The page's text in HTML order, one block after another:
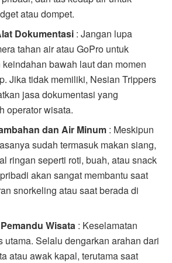
atau dompet.
Dokumentasi : Jangan lupa
tahan air atau GoPro untuk
bawah laut dan momen
Jika tidak memiliki, Nesian Trippers
jasa dokumentasi yang
operator wisata.
dan Air Minum : Meskipun
sudah termasuk makan siang,
ringan seperti roti, buah, atau snack
akan sangat membantu saat
snorkeling atau saat berada di
Wisata : Keselamatan
utama. Selalu dengarkan arahan dari
atau awak kapal, terutama saat